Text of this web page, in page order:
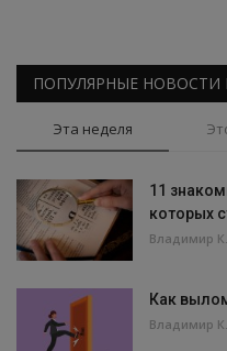
ПОПУЛЯРНЫЕ НОВОСТИ
Эта неделя
11
которых
Владимир К.
Как
Владимир К.